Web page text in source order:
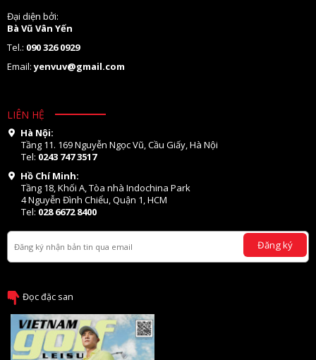
Đại diện bởi:
Bà Vũ Vân Yến
Tel.: 090 326 0929
Email:yenvuv@gmail.com
LIÊN HỆ
Hà Nội:
Tầng 11. 169 Nguyễn Ngọc Vũ, Cầu Giấy, Hà Nội
Tel: 0243 747 3517
Hồ Chí Minh:
Tầng 18, Khối A, Tòa nhà Indochina Park
4 Nguyễn Đình Chiểu, Quận 1, HCM
Tel: 028 6672 8400
Đăng ký
Đọc đặc san